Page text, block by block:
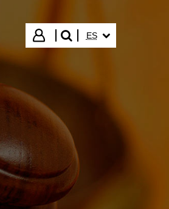
Iniciar sesión
buscar"
ES